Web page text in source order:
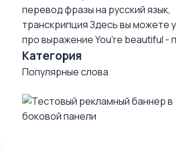
перевод фразы на русский язык,
транскрипцияЗдесь вы можете
про выражение You're beautiful -
Категория
Популярные слова